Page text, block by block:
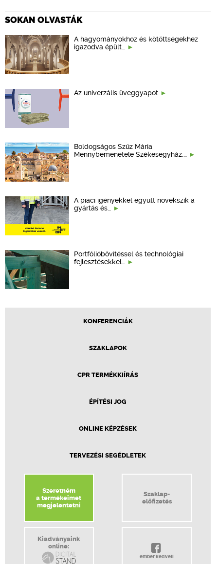
SOKAN OLVASTÁK
A hagyományokhoz és kötöttségekhez
igazodva épült…
Az univerzális üveggyapot
Boldogságos Szűz Mária
Mennybemenetele Székesegyház,…
A piaci igényekkel együtt növekszik a
gyártás és…
Portfólióbővítéssel és technológiai
fejlesztésekkel…
KONFERENCIÁK
SZAKLAPOK
CPR TERMÉKKIÍRÁS
ÉPÍTÉSI JOG
ONLINE KÉPZÉSEK
TERVEZÉSI SEGÉDLETEK
Szeretném
a termékeimet
megjelentetni
Szaklap-
előfizetés
Kiadványaink
online:
ember kedveli